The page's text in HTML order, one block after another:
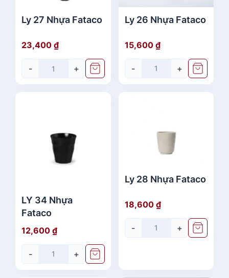
Ly 27 Nhựa Fataco
23,400 ₫
- +
Ly 26 Nhựa Fataco
15,600 ₫
- +
LY 34 Nhựa
Fataco
12,600 ₫
- +
Ly 28 Nhựa Fataco
18,600 ₫
- +